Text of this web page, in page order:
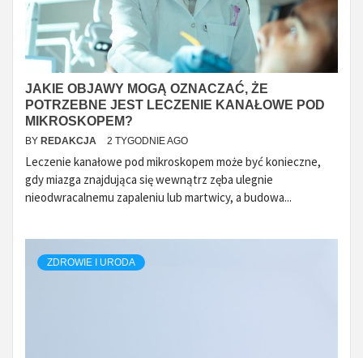
JAKIE OBJAWY MOGĄ OZNACZAĆ, ŻE
POTRZEBNE JEST LECZENIE KANAŁOWE POD
MIKROSKOPEM?
BY REDAKCJA 2 TYGODNIE AGO
Leczenie kanałowe pod mikroskopem może być konieczne,
gdy miazga znajdująca się wewnątrz zęba ulegnie
nieodwracalnemu zapaleniu lub martwicy, a budowa...
ZDROWIE I URODA